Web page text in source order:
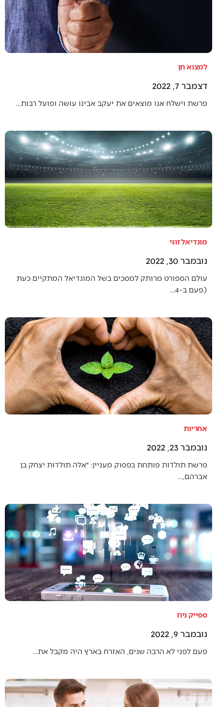
למצוא חן
דצמבר 7, 2022
פרשת וישלח אנו מוצאים את יעקב אבינו עושה ופועל רבות…
מונדיאל זוגי
נובמבר 30, 2022
עולם הספורט מרותק למסכים בשל המונדיאל המתקיים כעת
(פעם ב-4…
אחריות
נובמבר 23, 2022
פרשת תולדות פותחת בפסוק מעניין: ״אלה תולדות יצחק בן
אברהם,…
ספייק ניוז
נובמבר 9, 2022
פעם לפני לא הרבה שנים, האזרח בארץ היה מקבל את…